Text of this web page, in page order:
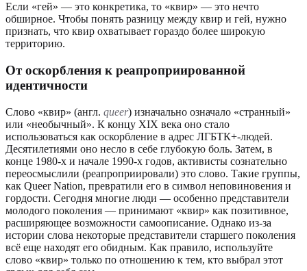
Если «гей» — это конкретика, то «квир» — это нечто
обширное. Чтобы понять разницу между квир и гей, нужно
признать, что квир охватывает гораздо более широкую
территорию.
От оскорбления к реапроприированной
идентичности
Слово «квир» (англ. queer) изначально означало «странный»
или «необычный». К концу XIX века оно стало
использоваться как оскорбление в адрес ЛГБТК+-людей.
Десятилетиями оно несло в себе глубокую боль. Затем, в
конце 1980-х и начале 1990-х годов, активисты сознательно
переосмыслили (реапроприировали) это слово. Такие группы,
как Queer Nation, превратили его в символ неповиновения и
гордости. Сегодня многие люди — особенно представители
молодого поколения — принимают «квир» как позитивное,
расширяющее возможности самоописание. Однако из-за
истории слова некоторые представители старшего поколения
всё еще находят его обидным. Как правило, используйте
слово «квир» только по отношению к тем, кто выбрал этот